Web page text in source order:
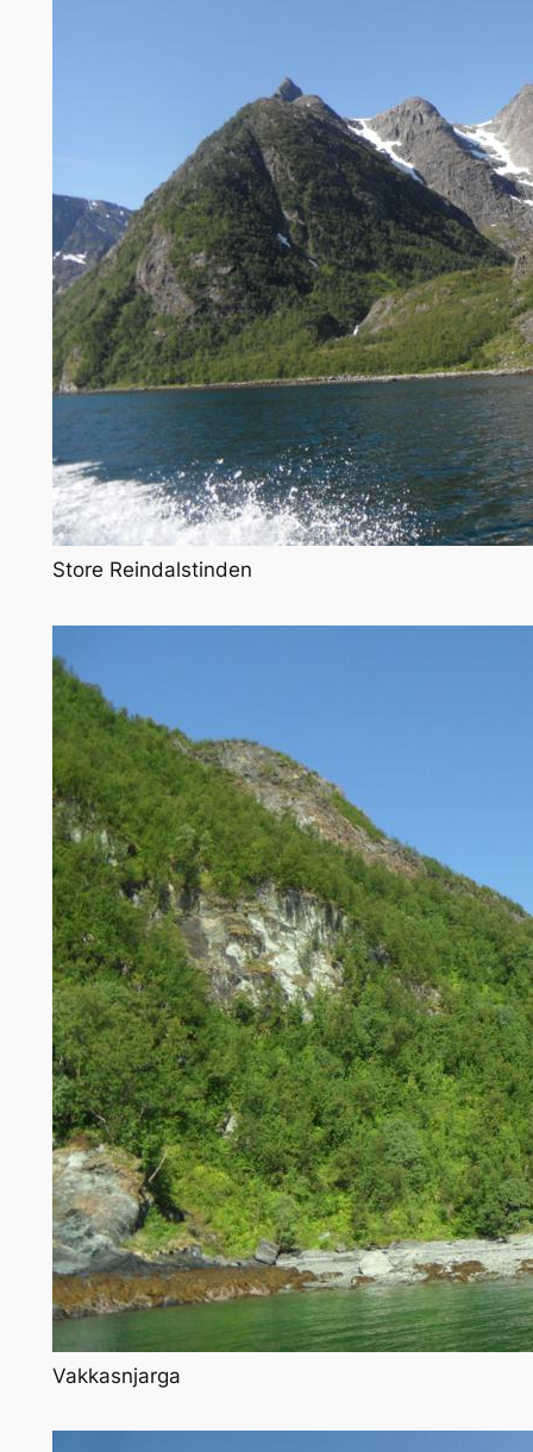
Store Reindalstinden
Vakkasnjarga